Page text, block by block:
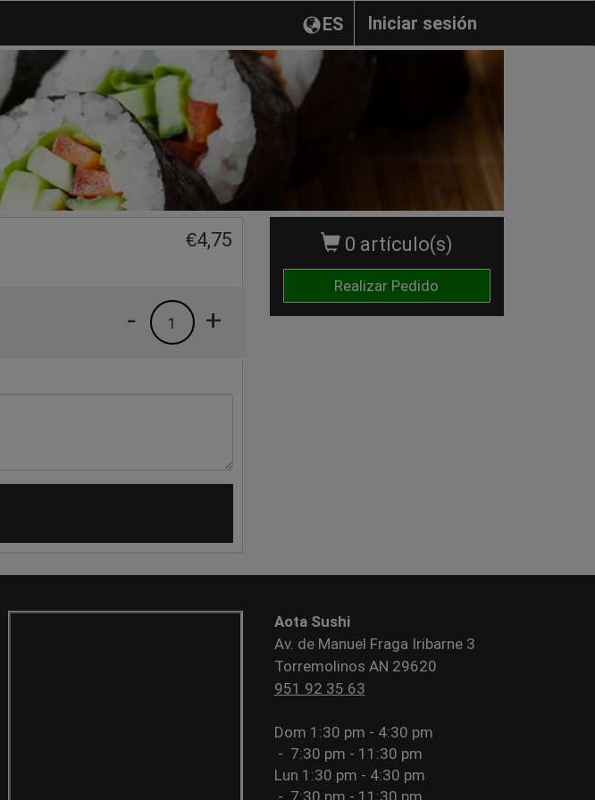
Iniciar sesión
ES
0 artículo(s)
Realizar Pedido
€4,75
+
1
-
Aota Sushi
Av. de Manuel Fraga Iribarne 3
Torremolinos AN 29620
951 92 35 63
Dom 1:30 pm - 4:30 pm
- 7:30 pm - 11:30 pm
Lun 1:30 pm - 4:30 pm